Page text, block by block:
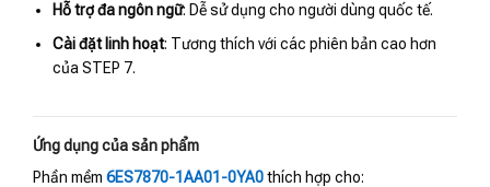
Hỗ trợ đa ngôn ngữ: Dễ sử dụng cho người dùng quốc tế.
Cài đặt linh hoạt: Tương thích với các phiên bản cao hơn
của STEP 7.
Ứng dụng của sản phẩm
Phần mềm 6ES7870-1AA01-0YA0thích hợp cho: